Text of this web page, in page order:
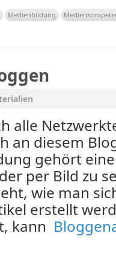
Medienbildung
alle
an diesem
gehört
per Bild zu
wie man
erstellt
kann